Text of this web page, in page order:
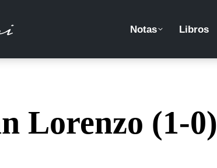
Notas Libros
Lorenzo (1-0)